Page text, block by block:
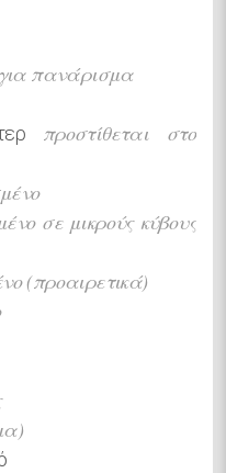
πανάρισμα
προστίθεται στο
σε μικρούς κύβους
(προαιρετικά)